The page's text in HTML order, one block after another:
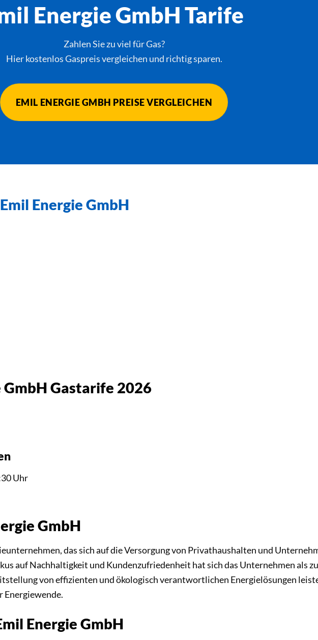
Energie GmbH Tarife
Zahlen Sie zu viel für Gas?
Hier kostenlos Gaspreis vergleichen und richtig sparen.
EMIL ENERGIE GMBH PREISE VERGLEICHEN
Emil Energie GmbH
Gastarife 2026
Uhr
GmbH
das sich auf die Versorgung von Privathaushalten und
auf Nachhaltigkeit und Kundenzufriedenheit hat sich das Unternehmen als
von effizienten und ökologisch verantwortlichen Energielösungen
Energiewende.
Energie GmbH